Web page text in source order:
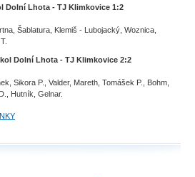
Dolní Lhota - TJ Klimkovice 1:2
Šablatura, Klemiš - Lubojacký, Woznica,
Dolní Lhota - TJ Klimkovice 2:2
Sikora P., Valder, Mareth, Tomášek P., Bohm,
Hutník, Gelnar.